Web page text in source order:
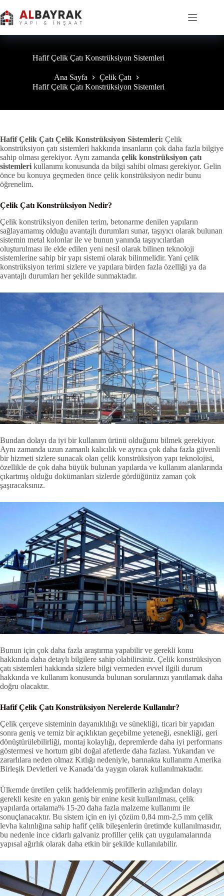
to
content
Hafif Çelik Çatı Konstrüksiyon Sistemleri
Ana Sayfa
Çelik Çatı
Hafif Çelik Çatı Konstrüksiyon Sistemleri
Hafif Çelik Çatı Çelik Konstrüksiyon Sistemleri: Çelik
konstrüksiyon çatı sistemleri hakkında insanların çok daha fazla bilgiye
sahip olması gerekiyor. Aynı zamanda çelik konstrüksiyon çatı
sistemleri kullanımı konusunda da bilgi sahibi olması gerekiyor. Gelin
önce bu konuya geçmeden önce çelik konstrüksiyon nedir bunu
öğrenelim.
Çelik Çatı Konstrüksiyon Nedir?
Çelik konstrüksiyon denilen terim, betonarme denilen yapıların
sağlayamamış olduğu avantajlı durumları sunar, taşıyıcı olarak bulunan
sistemin metal kolonlar ile ve bunun yanında taşıyıcılardan
oluşturulması ile elde edilen yeni nesil olarak bilinen teknoloji
sistemlerine sahip bir yapı sistemi olarak bilinmelidir. Yani çelik
konstrüksiyon terimi sizlere ve yapılara birden fazla özelliği ya da
avantajlı durumları her şekilde sunmaktadır.
Bundan dolayı da iyi bir kullanım ürünü olduğunu bilmek gerekiyor.
Aynı zamanda uzun zamanlı kalıcılık ve ayrıca çok daha fazla güvenli
bir hizmeti sizlere sunacak olan çelik konstrüksiyon yapı teknolojisi,
özellikle de çok daha büyük bulunan yapılarda ve kullanım alanlarında
çıkartmış olduğu dokümanları sizlerde gördüğünüz zaman çok
şaşıracaksınız.
Bunun için çok daha fazla araştırma yapabilir ve gerekli konu
hakkında daha detaylı bilgilere sahip olabilirsiniz. Çelik konstrüksiyon
çatı sistemleri hakkında sizlere bilgi vermeden evvel ilgili durum
hakkında ve kullanım konusunda bulunan sorularınızı yanıtlamak daha
doğru olacaktır.
Hafif Çelik Çatı Konstrüksiyon Nerelerde Kullanılır?
Çelik çerçeve sisteminin dayanıklılığı ve sünekliği, ticari bir yapıdan
sonra geniş ve temiz bir açıklıktan geçebilme yeteneği, esnekliği, geri
dönüştürülebilirliği, montaj kolaylığı, depremlerde daha iyi performans
göstermesi ve hortum gibi doğal afetlerde daha fazlası. Yukarıdan ve
zararlılara neden olmaz Kıtlığı nedeniyle, barınakta kullanımı Amerika
Birleşik Devletleri ve Kanada’da yaygın olarak kullanılmaktadır.
Ülkemde üretilen çelik haddelenmiş profillerin azlığından dolayı
gerekli kesite en yakın geniş bir enine kesit kullanılması, çelik
yapılarda ortalama% 15-20 daha fazla malzeme kullanımı ile
sonuçlanacaktır. Bu sistem için en iyi çözüm 0,84 mm-2,5 mm çelik
levha kalınlığına sahip hafif çelik bileşenlerin üretimde kullanılmasıdır,
bu nedenle ince cidarlı galvaniz profiller çelik çatı uygulamalarında
yapısal ağırlık olarak daha etkin bir şekilde kullanılabilir.